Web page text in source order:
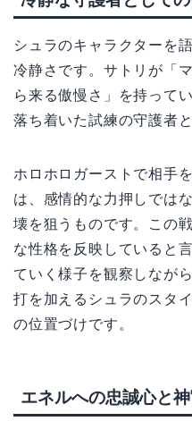
シュラのキャラクターを
冷静さです。サトリが「
ら来る傲慢さ」を持って
落ち着いた試練の守護者
ホロホロガーストで相手
は、感情的な力押しでは
壊を狙うものです。この
な性格を反映していると
ていく様子を観察しなが
打を加えるシュラのスタ
の位置づけです。
エネルへの忠誠心と